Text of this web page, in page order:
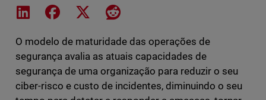
Share on LinkedIn
Share on Facebook
Share on XShare on Reddit
O modelo de maturidade das operações de
segurança avalia as atuais capacidades de
segurança de uma organização para reduzir o seu
ciber-risco e custo de incidentes, diminuindo o seu